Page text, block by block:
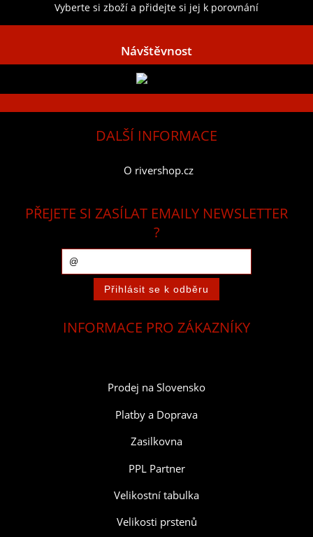
Vyberte si zboží a přidejte si jej k porovnání
Návštěvnost
DALŠÍ INFORMACE
O rivershop.cz
PŘEJETE SI ZASÍLAT EMAILY NEWSLETTER
?
INFORMACE PRO ZÁKAZNÍKY
Prodej na Slovensko
Platby a Doprava
Zasilkovna
PPL Partner
Velikostní tabulka
Velikosti prstenů